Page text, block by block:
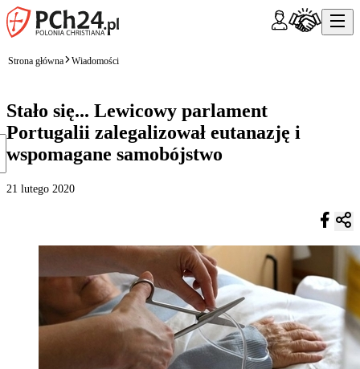
Strona główna Wiadomości
Stało się... Lewicowy parlament
Portugalii zalegalizował eutanazję i
wspomagane samobójstwo
21 lutego 2020